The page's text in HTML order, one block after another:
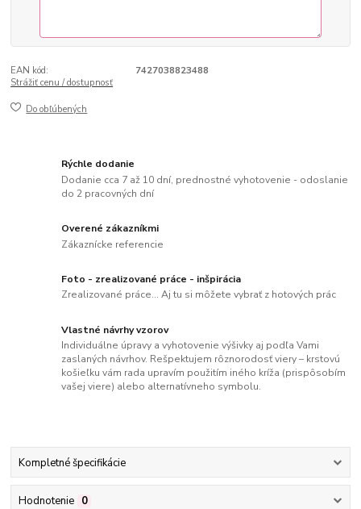
EAN kód:
7427038823488
Strážiť cenu / dostupnosť
Do obľúbených
Rýchle dodanie
Dodanie cca 7 až 10 dní, prednostné vyhotovenie - odoslanie
do 2 pracovných dní
Overené zákazníkmi
Zákaznícke referencie
Foto - zrealizované práce - inšpirácia
Zrealizované práce... Aj tu si môžete vybrať z hotových prác
Vlastné návrhy vzorov
Individuálne úpravy a vyhotovenie výšivky aj podľa Vami
zaslaných návrhov. Rešpektujem rôznorodosť viery – krstovú
košieľku vám rada upravím použitím iného kríža (prispôsobím
vašej viere) alebo alternatívneho symbolu.
Kompletné špecifikácie
Hodnotenie 0